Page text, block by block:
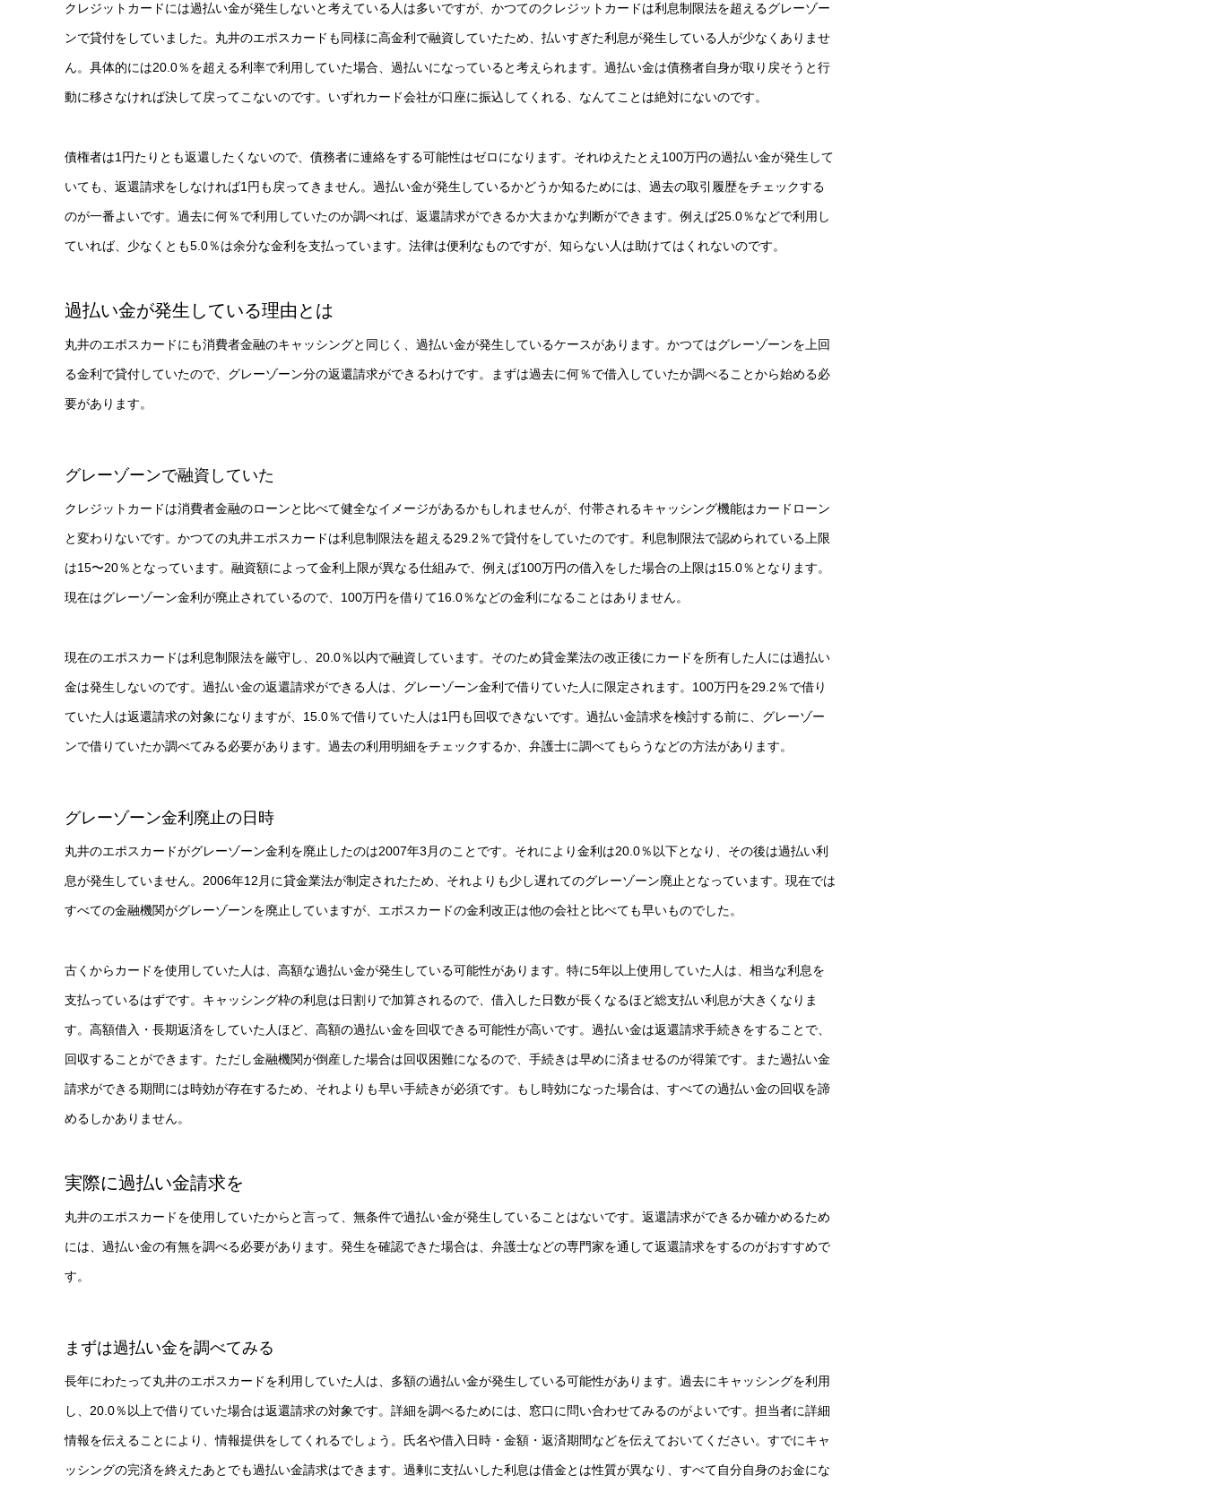
クレジットカードには過払い金が発生しないと考えている人は多いですが、かつてのクレジットカードは利息制限法を超えるグレーゾー
ンで貸付をしていました。丸井のエポスカードも同様に高金利で融資していたため、払いすぎた利息が発生している人が少なくありませ
ん。具体的には20.0％を超える利率で利用していた場合、過払いになっていると考えられます。過払い金は債務者自身が取り戻そうと行
動に移さなければ決して戻ってこないのです。いずれカード会社が口座に振込してくれる、なんてことは絶対にないのです。
債権者は1円たりとも返還したくないので、債務者に連絡をする可能性はゼロになります。それゆえたとえ100万円の過払い金が発生して
いても、返還請求をしなければ1円も戻ってきません。過払い金が発生しているかどうか知るためには、過去の取引履歴をチェックする
のが一番よいです。過去に何％で利用していたのか調べれば、返還請求ができるか大まかな判断ができます。例えば25.0％などで利用し
ていれば、少なくとも5.0％は余分な金利を支払っています。法律は便利なものですが、知らない人は助けてはくれないのです。
過払い金が発生している理由とは
丸井のエポスカードにも消費者金融のキャッシングと同じく、過払い金が発生しているケースがあります。かつてはグレーゾーンを上回
る金利で貸付していたので、グレーゾーン分の返還請求ができるわけです。まずは過去に何％で借入していたか調べることから始める必
要があります。
グレーゾーンで融資していた
クレジットカードは消費者金融のローンと比べて健全なイメージがあるかもしれませんが、付帯されるキャッシング機能はカードローン
と変わりないです。かつての丸井エポスカードは利息制限法を超える29.2％で貸付をしていたのです。利息制限法で認められている上限
は15〜20％となっています。融資額によって金利上限が異なる仕組みで、例えば100万円の借入をした場合の上限は15.0％となります。
現在はグレーゾーン金利が廃止されているので、100万円を借りて16.0％などの金利になることはありません。
現在のエポスカードは利息制限法を厳守し、20.0％以内で融資しています。そのため貸金業法の改正後にカードを所有した人には過払い
金は発生しないのです。過払い金の返還請求ができる人は、グレーゾーン金利で借りていた人に限定されます。100万円を29.2％で借り
ていた人は返還請求の対象になりますが、15.0％で借りていた人は1円も回収できないです。過払い金請求を検討する前に、グレーゾー
ンで借りていたか調べてみる必要があります。過去の利用明細をチェックするか、弁護士に調べてもらうなどの方法があります。
グレーゾーン金利廃止の日時
丸井のエポスカードがグレーゾーン金利を廃止したのは2007年3月のことです。それにより金利は20.0％以下となり、その後は過払い利
息が発生していません。2006年12月に貸金業法が制定されたため、それよりも少し遅れてのグレーゾーン廃止となっています。現在では
すべての金融機関がグレーゾーンを廃止していますが、エポスカードの金利改正は他の会社と比べても早いものでした。
古くからカードを使用していた人は、高額な過払い金が発生している可能性があります。特に5年以上使用していた人は、相当な利息を
支払っているはずです。キャッシング枠の利息は日割りで加算されるので、借入した日数が長くなるほど総支払い利息が大きくなりま
す。高額借入・長期返済をしていた人ほど、高額の過払い金を回収できる可能性が高いです。過払い金は返還請求手続きをすることで、
回収することができます。ただし金融機関が倒産した場合は回収困難になるので、手続きは早めに済ませるのが得策です。また過払い金
請求ができる期間には時効が存在するため、それよりも早い手続きが必須です。もし時効になった場合は、すべての過払い金の回収を諦
めるしかありません。
実際に過払い金請求を
丸井のエポスカードを使用していたからと言って、無条件で過払い金が発生していることはないです。返還請求ができるか確かめるため
には、過払い金の有無を調べる必要があります。発生を確認できた場合は、弁護士などの専門家を通して返還請求をするのがおすすめで
す。
まずは過払い金を調べてみる
長年にわたって丸井のエポスカードを利用していた人は、多額の過払い金が発生している可能性があります。過去にキャッシングを利用
し、20.0％以上で借りていた場合は返還請求の対象です。詳細を調べるためには、窓口に問い合わせてみるのがよいです。担当者に詳細
情報を伝えることにより、情報提供をしてくれるでしょう。氏名や借入日時・金額・返済期間などを伝えておいてください。すでにキャ
ッシングの完済を終えたあとでも過払い金請求はできます。過剰に支払いした利息は借金とは性質が異なり、すべて自分自身のお金にな